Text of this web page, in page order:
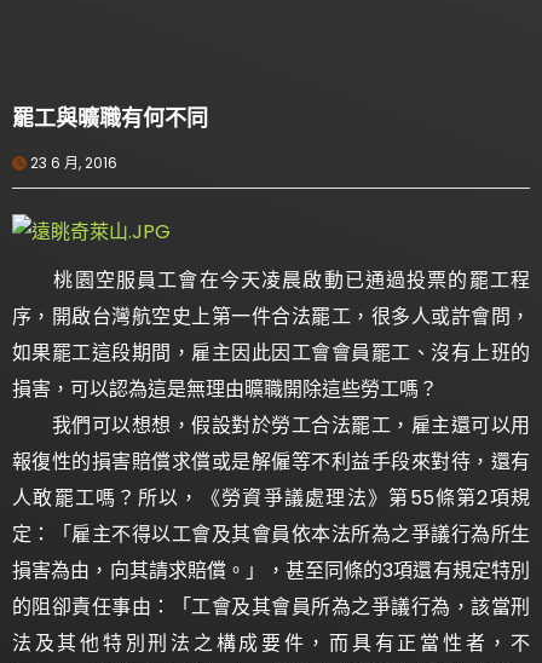
罷工與曠職有何不同
23 6 月, 2016
桃園空服員工會在今天凌晨啟動已通過投票的罷工程
序，開啟台灣航空史上第一件合法罷工，很多人或許會問，
如果罷工這段期間，雇主因此因工會會員罷工、沒有上班的
損害，可以認為這是無理由曠職開除這些勞工嗎？
我們可以想想，假設對於勞工合法罷工，雇主還可以用
報復性的損害賠償求償或是解僱等不利益手段來對待，還有
人敢罷工嗎？所以，《勞資爭議處理法》第55條第2項規
定：「雇主不得以工會及其會員依本法所為之爭議行為所生
損害為由，向其請求賠償。」，甚至同條的3項還有規定特別
的阻卻責任事由：「工會及其會員所為之爭議行為，該當刑
法及其他特別刑法之構成要件，而具有正當性者，不